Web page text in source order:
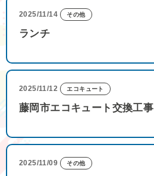
2025/11/14 その他
ランチ
2025/11/12 エコキュート
藤岡市エコキュート交換工事
2025/11/09 その他